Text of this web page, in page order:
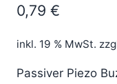
auf
Kundenbewertung
0,79 €
inkl. 19 % MwSt.
Passiver Piezo